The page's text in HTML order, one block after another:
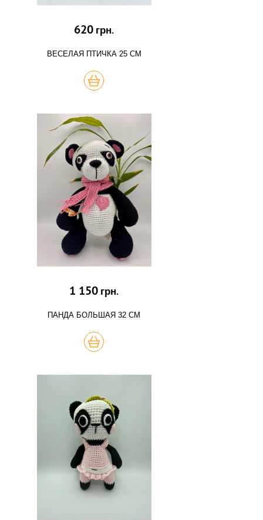
620 грн.
ВЕСЕЛАЯ ПТИЧКА 25 СМ
КУПИТЬ
1 150 грн.
ПАНДА БОЛЬШАЯ 32 СМ
КУПИТЬ